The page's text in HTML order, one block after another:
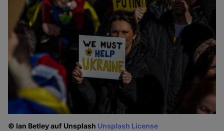
© Ian Betley auf Unsplash Unsplash License